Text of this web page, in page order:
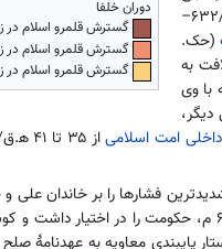
دوران خلفا
گسترش قلمرو اسلام در زمان
گسترش قلمرو اسلام در زمان
گسترش قلمرو اسلام در زمان
(حک. ۱۱–۱۳ ه‍.ق/۶۳۲–
(حک.
به
با وی
امت اسلامی
فشارها را بر خاندان علی و
معاویه تا زمان مرگش در سال ۶۰ ه‍.ق/ ۶۸۰ م، حکومت
پایبندی معاویه به عهدنامهٔ